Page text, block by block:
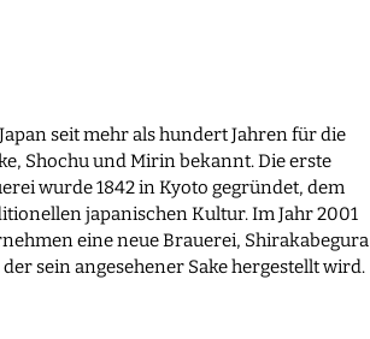
seit mehr als hundert Jahren für die
Shochu und Mirin bekannt. Die erste
wurde 1842 in Kyoto gegründet, dem
japanischen Kultur. Im Jahr 2001
eine neue Brauerei, Shirakabegura
sein angesehener Sake hergestellt wird.